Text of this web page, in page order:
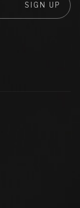
SIGN UP